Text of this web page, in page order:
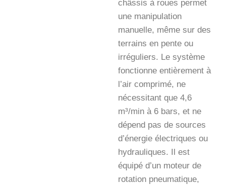
châssis à roues permet
une manipulation
manuelle, même sur des
terrains en pente ou
irréguliers. Le système
fonctionne entièrement à
l’air comprimé, ne
nécessitant que 4,6
m³/min à 6 bars, et ne
dépend pas de sources
d’énergie électriques ou
hydrauliques. Il est
équipé d’un moteur de
rotation pneumatique,